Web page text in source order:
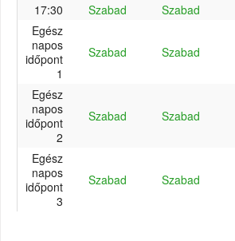
17:30
Szabad Szabad
Egész
napos
időpont
1
Szabad Szabad
Egész
napos
időpont
2
Szabad Szabad
Egész
napos
időpont
3
Szabad Szabad